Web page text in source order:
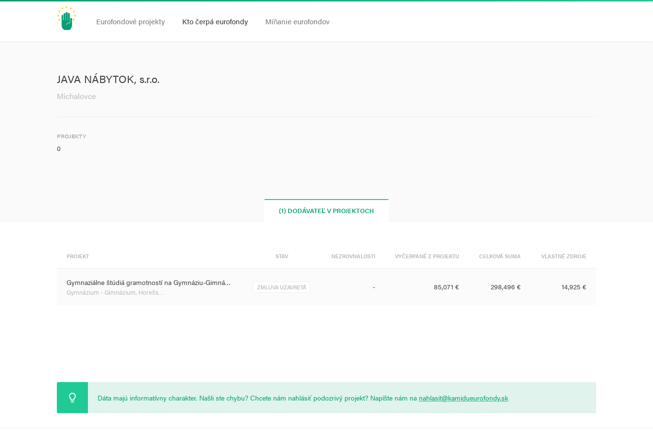
Eurofondové projekty Kto čerpá eurofondy Míňanie eurofondov
JAVA NÁBYTOK, s.r.o.
Michalovce
PROJEKTY
0
(1) DODÁVATEĽ V PROJEKTOCH
PROJEKT STAV NEZROVNALOSTI VYČERPANÉ Z PROJEKTU CELKOVÁ SUMA VLASTNÉ ZDROJE
Gymnaziálne štúdiá gramotností na Gymnáziu-Gimná…
Gymnázium - Gimnázium, Horešs…
ZMLUVA UZAVRETÁ - 85,071 € 298,496 € 14,925 €
Dáta majú informatívny charakter. Našli ste chybu? Chcete nám nahlásiť podozrivý projekt? Napíšte nám na nahlasit@kamidueurofondy.sk